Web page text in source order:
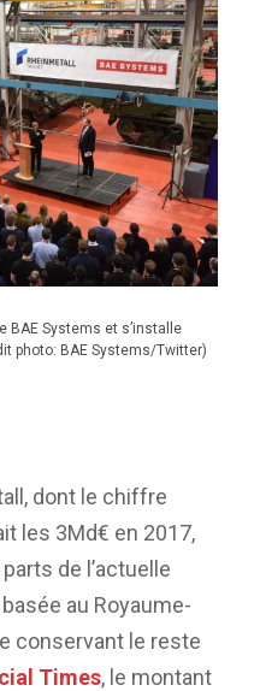
BAE Systems et s’installe
photo: BAE Systems/Twitter)
dont le chiffre
les 3Md€ en 2017,
de l’actuelle
au Royaume-
conservant le reste
Times, le montant